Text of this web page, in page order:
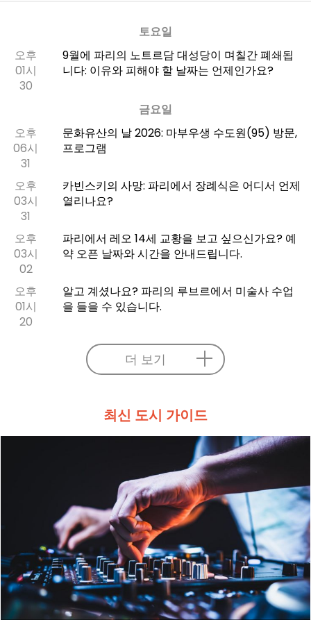
토요일
오후
01시
30
9월에 파리의 노트르담 대성당이 며칠간 폐쇄됩
니다: 이유와 피해야 할 날짜는 언제인가요?
금요일
오후
06시
31
문화유산의 날 2026: 마부우생 수도원(95) 방문,
프로그램
오후
03시
31
카빈스키의 사망: 파리에서 장례식은 어디서 언제
열리나요?
오후
03시
02
파리에서 레오 14세 교황을 보고 싶으신가요? 예
약 오픈 날짜와 시간을 안내드립니다.
오후
01시
20
알고 계셨나요? 파리의 루브르에서 미술사 수업
을 들을 수 있습니다.
더 보기
최신 도시 가이드